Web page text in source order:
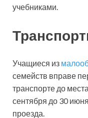
учебниками.
Учащиеся из
семейств вправе
транспорте до
сентября до 30
проезда.